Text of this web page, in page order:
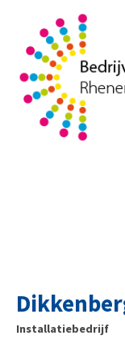
Installatiebedrijf